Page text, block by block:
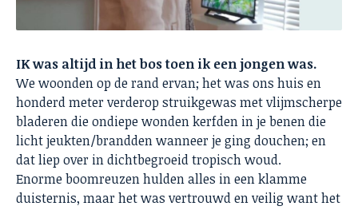
IK was altijd in het bos toen ik een jongen was.
We woonden op de rand ervan; het was ons huis en
honderd meter verderop struikgewas met vlijmscherpe
bladeren die ondiepe wonden kerfden in je benen die
licht jeukten/brandden wanneer je ging douchen; en
dat liep over in dichtbegroeid tropisch woud.
Enorme boomreuzen hulden alles in een klamme
duisternis, maar het was vertrouwd en veilig want het